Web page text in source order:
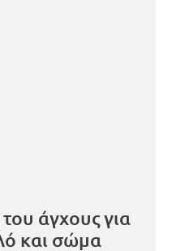
άγχους για
και σώμα